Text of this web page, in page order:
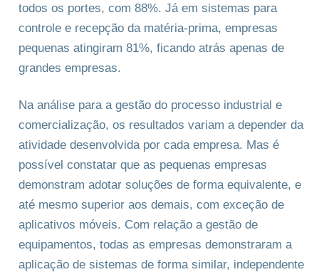
todos os portes, com 88%. Já em sistemas para
controle e recepção da matéria-prima, empresas
pequenas atingiram 81%, ficando atrás apenas de
grandes empresas.
Na análise para a gestão do processo industrial e
comercialização, os resultados variam a depender da
atividade desenvolvida por cada empresa. Mas é
possível constatar que as pequenas empresas
demonstram adotar soluções de forma equivalente, e
até mesmo superior aos demais, com exceção de
aplicativos móveis. Com relação a gestão de
equipamentos, todas as empresas demonstraram a
aplicação de sistemas de forma similar, independente